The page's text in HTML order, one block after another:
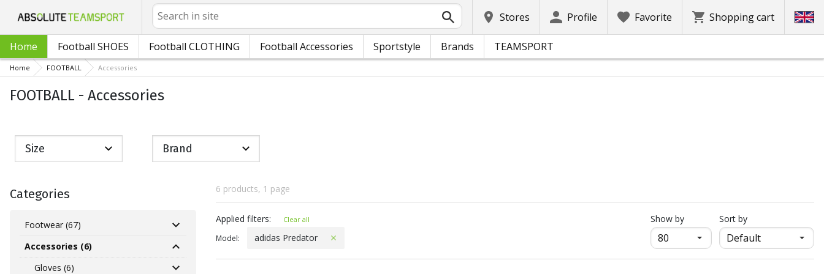
Search
Stores Profile Favorite Shopping cart
Home Football SHOES Football CLOTHING Football Accessories Sportstyle Brands TEAMSPORT
Home FOOTBALL Accessories
FOOTBALL - Accessories
Size Brand
Categories
Footwear (67)
Accessories (6)
Gloves (6)
6 products, 1 page
Applied filters
Applied filters: Clear all
Model: adidas Predator
Show byпродукти на страница
Sort by